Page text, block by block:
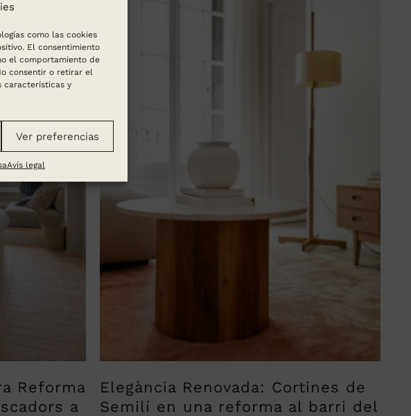
como las cookies
El consentimiento
el comportamiento de
consentir o retirar el
características y
Ver preferencias
Avís legal
Reforma
a
Elegància Renovada: Cortines de
Semilí en una reforma al barri del